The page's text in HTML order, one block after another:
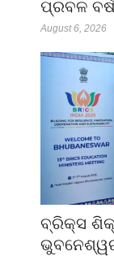
ପ୍ରବଳ
August 6, 2026
ବ୍ରିକ୍ସ